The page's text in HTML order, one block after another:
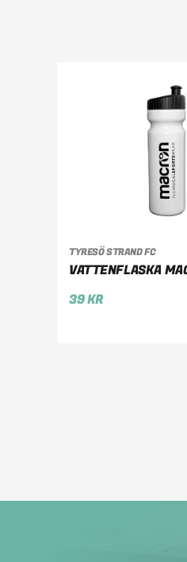
TYRESÖ STRAND FC
VATTENFLASKA
39KR
LÄGG TILL I